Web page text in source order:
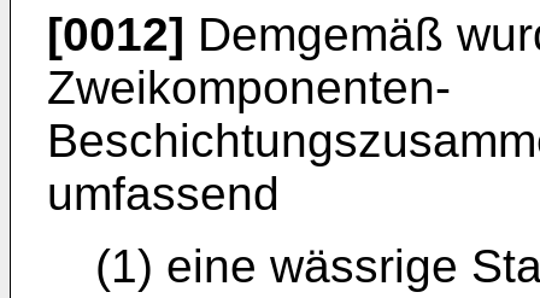
[0012] Demgemäß
Zweikomponenten-
umfassend
(1) eine wässrige